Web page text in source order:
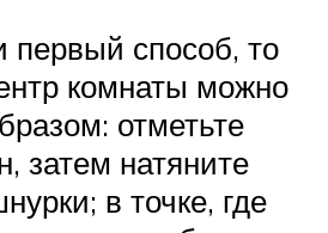
способ, то
комнаты можно
отметьте
затем натяните
в точке, где